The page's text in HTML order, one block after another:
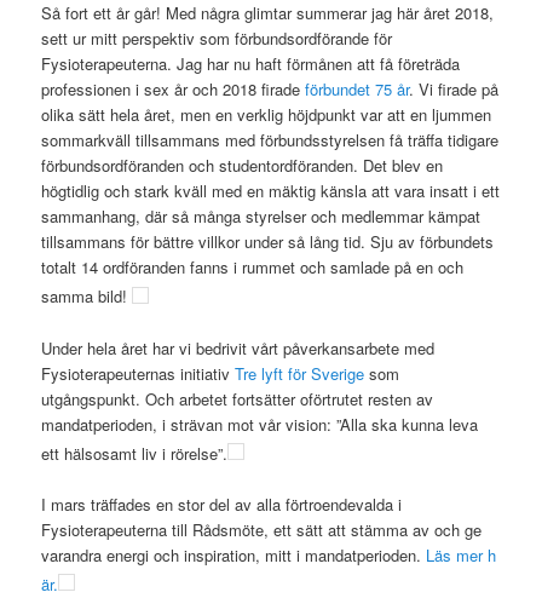
Så fort ett år går! Med några glimtar summerar jag här året 2018,
sett ur mitt perspektiv som förbundsordförande för
Fysioterapeuterna. Jag har nu haft förmånen att få företräda
professionen i sex år och 2018 firadeförbundet 75 år. Vi firade på
olika sätt hela året, men en verklig höjdpunkt var att en ljummen
sommarkväll tillsammans med förbundsstyrelsen få träffa tidigare
förbundsordföranden och studentordföranden. Det blev en
högtidlig och stark kväll med en mäktig känsla att vara insatt i ett
sammanhang, där så många styrelser och medlemmar kämpat
tillsammans för bättre villkor under så lång tid. Sju av förbundets
totalt 14 ordföranden fanns i rummet och samlade på en och
samma bild!
Under hela året har vi bedrivit vårt påverkansarbete med
Fysioterapeuternas initiativTre lyft för Sverige som
utgångspunkt. Och arbetet fortsätter oförtrutet resten av
mandatperioden, i strävan mot vår vision: ”Alla ska kunna leva
ett hälsosamt liv i rörelse”.
I mars träffades en stor del av alla förtroendevalda i
Fysioterapeuterna till Rådsmöte, ett sätt att stämma av och ge
varandra energi och inspiration, mitt i mandatperioden. Läs mer h
är.